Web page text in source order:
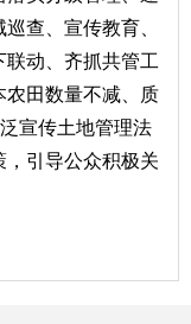
查、宣传教育、
联动、齐抓共管工
农田数量不减、质
宣传土地管理法
引导公众积极关